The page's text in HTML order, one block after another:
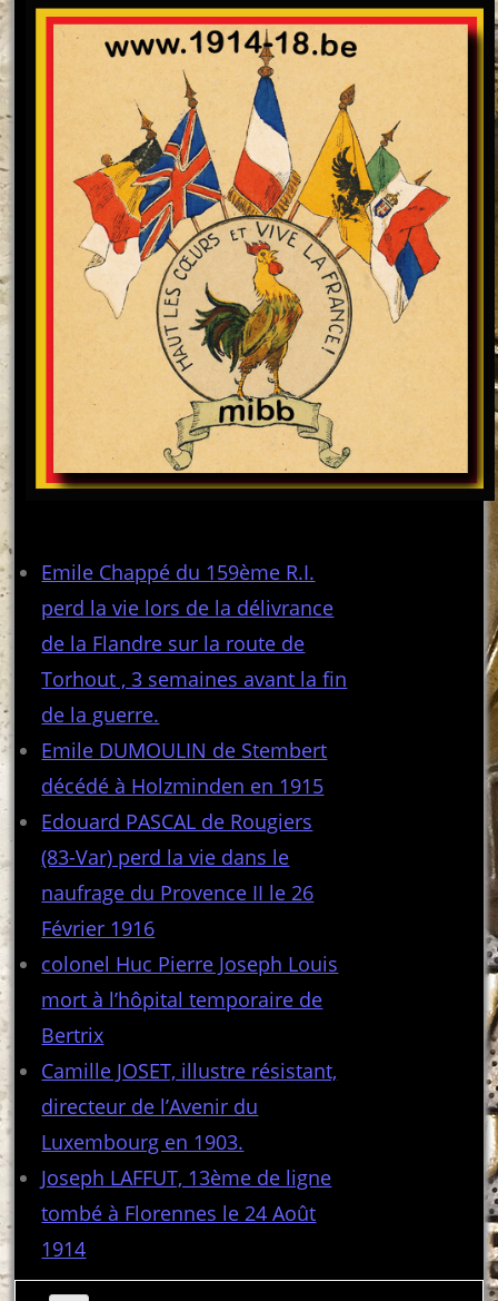
Emile Chappé du 159ème R.I.
perd la vie lors de la délivrance
de la Flandre sur la route de
Torhout , 3 semaines avant la fin
de la guerre.
Emile DUMOULIN de Stembert
décédé à Holzminden en 1915
Edouard PASCAL de Rougiers
(83-Var) perd la vie dans le
naufrage du Provence II le 26
Février 1916
colonel Huc Pierre Joseph Louis
mort à l’hôpital temporaire de
Bertrix
Camille JOSET, illustre résistant,
directeur de l’Avenir du
Luxembourg en 1903.
Joseph LAFFUT, 13ème de ligne
tombé à Florennes le 24 Août
1914